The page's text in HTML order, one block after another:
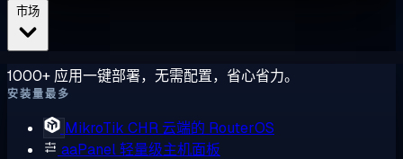
1000+ 应用一键部署，无需配置，省心省力。
安装量最多
MikroTik CHR 云端的 RouterOS
aaPanel轻量级主机面板